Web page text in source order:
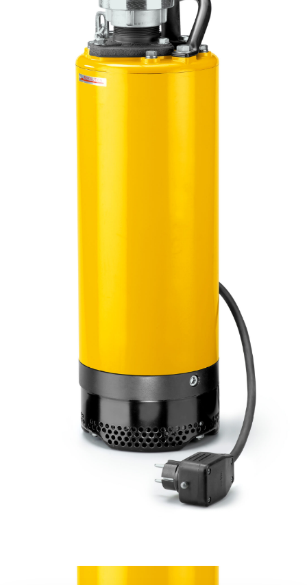
AKSESSUAARID
KASUTATUD TEHNIKA